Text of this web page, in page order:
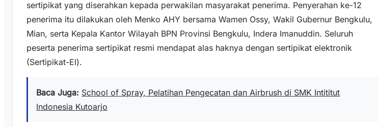
sertipikat yang diserahkan kepada perwakilan masyarakat penerima. Penyerahan ke-12
penerima itu dilakukan oleh Menko AHY bersama Wamen Ossy, Wakil Gubernur Bengkulu,
Mian, serta Kepala Kantor Wilayah BPN Provinsi Bengkulu, Indera Imanuddin. Seluruh
peserta penerima sertipikat resmi mendapat alas haknya dengan sertipikat elektronik
(Sertipikat-El).
Baca Juga: School of Spray, Pelatihan Pengecatan dan Airbrush di SMK Intititut
Indonesia Kutoarjo